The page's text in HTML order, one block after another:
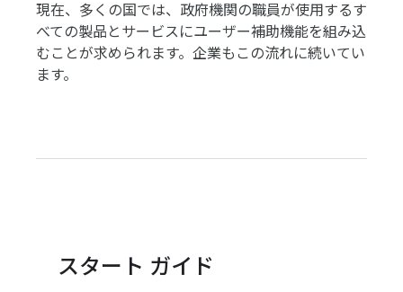
現在、多くの国では、政府機関の職員が使用するす
べての製品とサービスにユーザー補助機能を組み込
むことが求められます。企業もこの流れに続いてい
ます。
スタート ガイド